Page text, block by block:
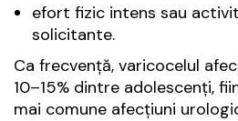
efort fizic intens sau
solicitante.
Ca frecvență, varicocelul
10–15% dintre adolescenți,
mai comune afecțiuni